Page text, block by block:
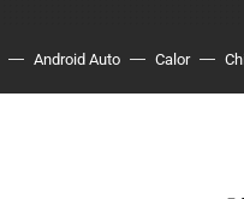
Android Auto Calor